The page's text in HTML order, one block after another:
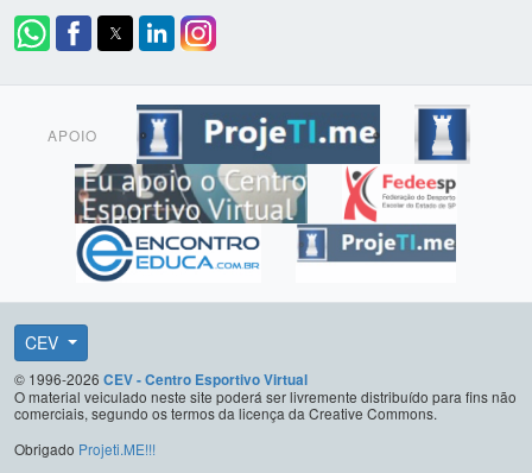
APOIO
CEV
© 1996-2026 CEV - Centro Esportivo Virtual
O material veiculado neste site poderá ser livremente distribuído para fins não
comerciais, segundo os termos da licença da Creative Commons.
Obrigado Projeti.ME!!!